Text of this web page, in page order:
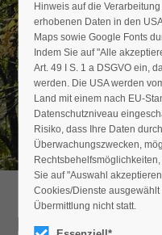
Passwort
Anmelden
Register|Lost your
Support
Hier finden Sie
Nähe
Detailansicht
Hinweis auf die
erhobenen Daten in den
Maps sowie Google Fonts
Indem Sie auf "Alle
Art. 49 I S. 1 a DSGVO ein,
werden. Die USA werden
Land mit einem nach EU-
Datenschutzniveau
Risiko, dass Ihre Daten
Überwachungszwecken,
Sie auf "Auswahl
Cookies/Dienste
Übermittlung nicht statt.